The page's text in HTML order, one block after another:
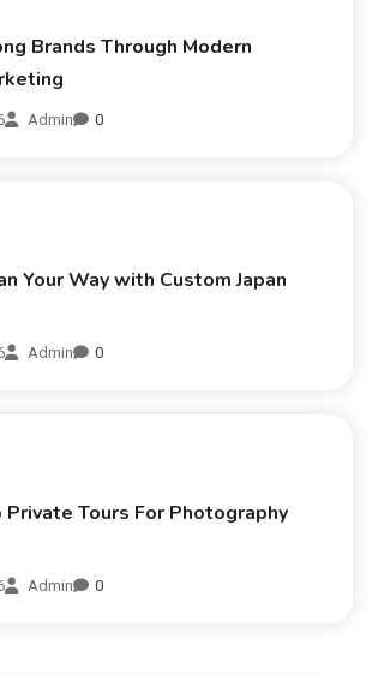
Brands Through Modern
Admin 0
Your Way with Custom Japan
Admin 0
Private Tours For Photography
Admin 0